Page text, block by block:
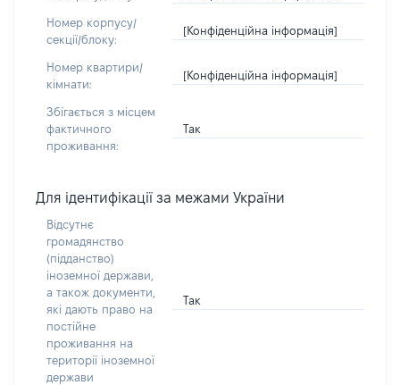
Номер корпусу/
секції/блоку:
[Конфіденційна інформація]
Номер квартири/
кімнати:
[Конфіденційна інформація]
Збігається з місцем
фактичного
проживання:
Так
Для ідентифікації за межами України
Відсутнє
громадянство
(підданство)
іноземної держави,
а також документи,
які дають право на
постійне
проживання на
території іноземної
держави
Так